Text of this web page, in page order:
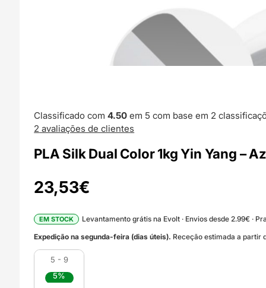
Classificado com4.50 em 5 com base em 2
2 avaliações de clientes
PLA Silk Dual Color 1kg Yin Yang –
23,53€
EM STOCK
Levantamento grátis na Evolt · Envios desde 2.99€ ·
Expedição na segunda-feira (dias úteis). Receção estimada a partir
5 - 9
5%